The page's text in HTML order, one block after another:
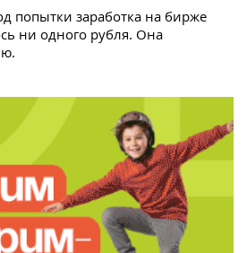
попытки заработка на бирже
ни одного рубля. Она